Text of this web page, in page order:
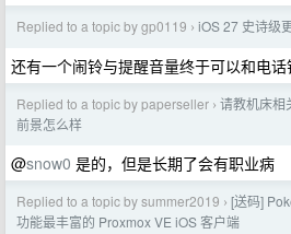
Replied to a topic by gp0119 › iOS 27 史诗级更
还有一个闹铃与提醒音量终于可以和电
Replied to a topic by paperseller › 请教机床相
前景怎么样
@snow0 是的，但是长期了会有职业病
Replied to a topic by summer2019 › [送码]
功能最丰富的 Proxmox VE iOS 客户端